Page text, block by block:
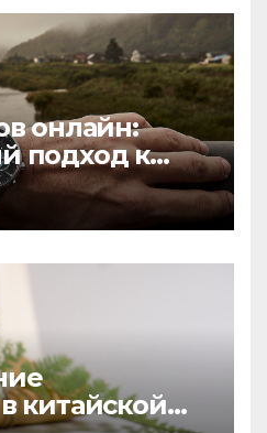
онлайн:
подход к
китайской